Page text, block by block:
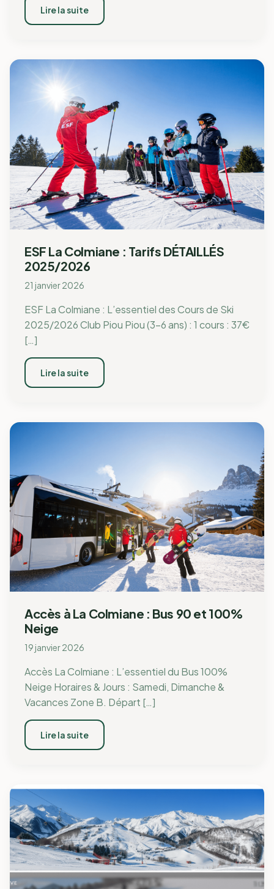
Lire la suite
ESF La Colmiane : Tarifs DÉTAILLÉS
2025/2026
21 janvier 2026
ESF La Colmiane : L’essentiel des Cours de Ski
2025/2026 Club Piou Piou (3-6 ans) : 1 cours : 37€
[…]
Lire la suite
Accès à La Colmiane : Bus 90 et 100%
Neige
19 janvier 2026
Accès La Colmiane : L’essentiel du Bus 100%
Neige Horaires & Jours : Samedi, Dimanche &
Vacances Zone B. Départ […]
Lire la suite